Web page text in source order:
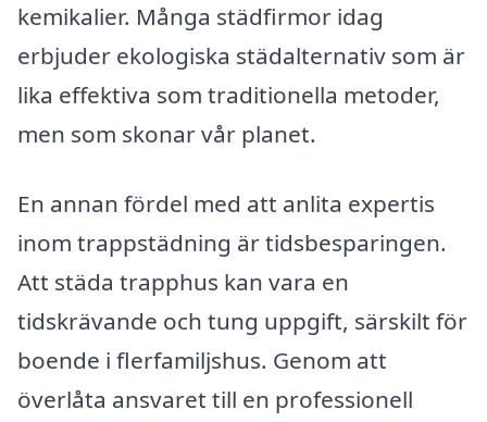
kemikalier. Många städfirmor idag
erbjuder ekologiska städalternativ som är
lika effektiva som traditionella metoder,
men som skonar vår planet.
En annan fördel med att anlita expertis
inom trappstädning är tidsbesparingen.
Att städa trapphus kan vara en
tidskrävande och tung uppgift, särskilt för
boende i flerfamiljshus. Genom att
överlåta ansvaret till en professionell